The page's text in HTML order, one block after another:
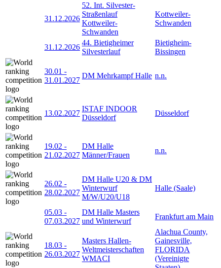
31.12.2026
52. Int. Silvester-
Straßenlauf
Kottweiler-
Schwanden
Kottweiler-
Schwanden
31.12.2026
44. Bietigheimer
Silvesterlauf
Bietigheim-
Bissingen
30.01 -
31.01.2027
DM Mehrkampf Halle n.n.
13.02.2027
ISTAF INDOOR
Düsseldorf
Düsseldorf
19.02 -
21.02.2027
DM Halle
Männer/Frauen
n.n.
26.02 -
28.02.2027
DM Halle U20 & DM
Winterwurf
M/W/U20/U18
Halle (Saale)
05.03 -
07.03.2027
DM Halle Masters
und Winterwurf
Frankfurt am Main
18.03 -
26.03.2027
Masters Hallen-
Weltmeisterschaften
WMACI
Alachua County,
Gainesville,
FLORIDA
(Vereinigte